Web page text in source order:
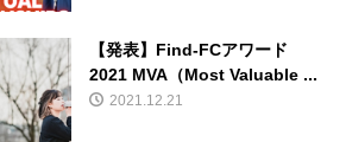
【発表】Find-FCアワード
2021 MVA（Most Valuable ...
2021.12.21